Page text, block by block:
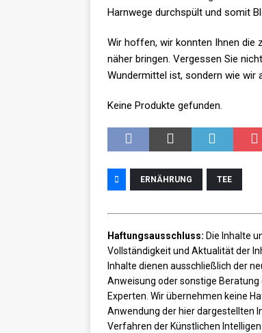
Harnwege durchspült und somit
Wir hoffen, wir konnten Ihnen die
näher bringen. Vergessen Sie
Wundermittel ist, sondern wie wir
Keine Produkte gefunden.
ERNÄHRUNG TEE
Haftungsausschluss: Die Inhalte
Vollständigkeit und Aktualität der
Inhalte dienen ausschließlich der
Anweisung oder sonstige
Experten. Wir übernehmen keine
Anwendung der hier dargestellten
Verfahren der Künstlichen